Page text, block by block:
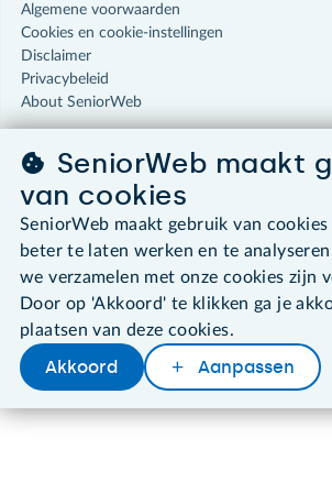
Algemene voorwaarden
Cookies en cookie-instellingen
Disclaimer
Privacybeleid
About SeniorWeb
SeniorWeb maakt
van cookies
SeniorWeb maakt gebruik van
beter te laten werken en te
we verzamelen met onze cookies zijn
Door op 'Akkoord' te klikken ga je
plaatsen van deze cookies.
Akkoord Aanpassen